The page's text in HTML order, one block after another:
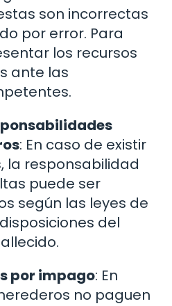
son incorrectas
por error. Para
los recursos
ante las
: En caso de existir
la responsabilidad
puede ser
según las leyes de
del
por impago: En
no paguen